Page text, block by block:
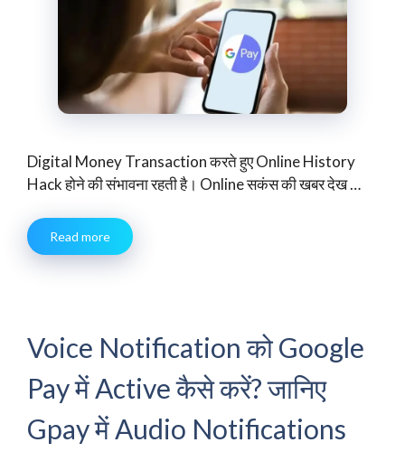
Digital Money Transaction करते हुए Online History
Hack होने की संभावना रहती है। Online सकंस की खबर देख …
Read more
Voice Notification को Google
Pay में Active कैसे करें? जानिए
Gpay में Audio Notifications